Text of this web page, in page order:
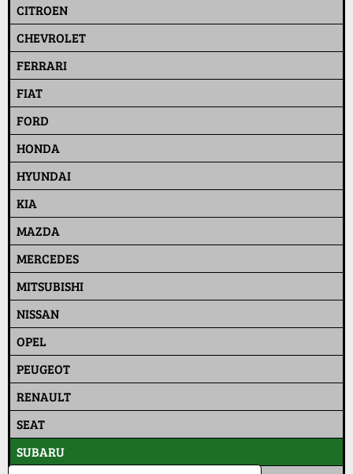
CITROEN
CHEVROLET
FERRARI
FIAT
FORD
HONDA
HYUNDAI
KIA
MAZDA
MERCEDES
MITSUBISHI
NISSAN
OPEL
PEUGEOT
RENAULT
SEAT
SUBARU